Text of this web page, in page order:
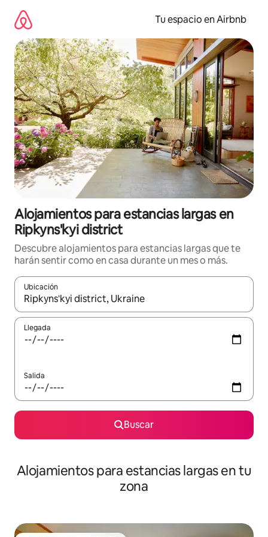
contenido
Tu espacio en Airbnb
Alojamientos para estancias largas en
Ripkyns'kyi district
Descubre alojamientos para estancias largas que te
harán sentir como en casa durante un mes o más.
Ubicación
Cuando los resultados estén disponibles, podrás navegar
Llegada
Salida
Buscar
Alojamientos para estancias largas en tu
zona